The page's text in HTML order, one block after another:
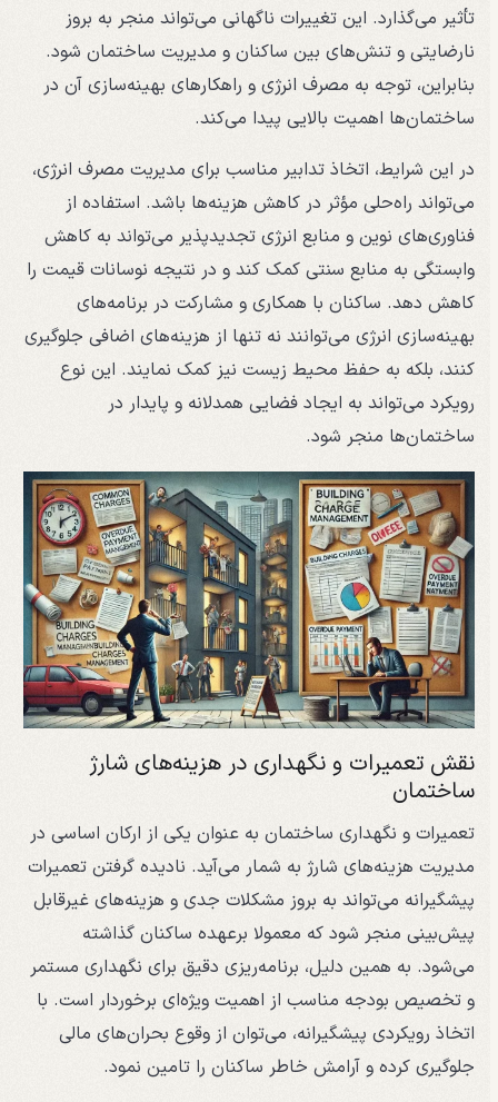
تأثیر می‌گذارد. این تغییرات ناگهانی می‌تواند منجر به بروز
نارضایتی و تنش‌های بین ساکنان و مدیریت ساختمان شود.
بنابراین، توجه به مصرف انرژی و راهکارهای بهینه‌سازی آن در
ساختمان‌ها اهمیت بالایی پیدا می‌کند.
در این شرایط، اتخاذ تدابیر مناسب برای مدیریت مصرف انرژی،
می‌تواند راه‌حلی مؤثر در کاهش هزینه‌ها باشد. استفاده از
فناوری‌های نوین و منابع انرژی تجدیدپذیر می‌تواند به کاهش
وابستگی به منابع سنتی کمک کند و در نتیجه نوسانات قیمت را
کاهش دهد. ساکنان با همکاری و مشارکت در برنامه‌های
بهینه‌سازی انرژی می‌توانند نه تنها از هزینه‌های اضافی جلوگیری
کنند، بلکه به حفظ محیط زیست نیز کمک نمایند. این نوع
رویکرد می‌تواند به ایجاد فضایی همدلانه و پایدار در
ساختمان‌ها منجر شود.
نقش تعمیرات و نگهداری در هزینه‌های شارژ
ساختمان
تعمیرات و نگهداری ساختمان به عنوان یکی از ارکان اساسی در
مدیریت هزینه‌های شارژ به شمار می‌آید. نادیده گرفتن تعمیرات
پیشگیرانه می‌تواند به بروز مشکلات جدی و هزینه‌های غیرقابل
پیش‌بینی منجر شود که معمولا برعهده ساکنان گذاشته
می‌شود. به همین دلیل، برنامه‌ریزی دقیق برای نگهداری مستمر
و تخصیص بودجه مناسب از اهمیت ویژه‌ای برخوردار است. با
اتخاذ رویکردی پیشگیرانه، می‌توان از وقوع بحران‌های مالی
جلوگیری کرده و آرامش خاطر ساکنان را تامین نمود.